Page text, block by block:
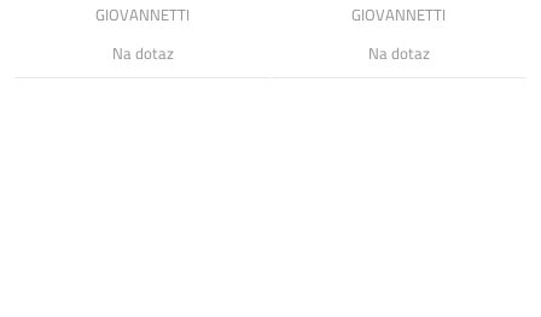
GIOVANNETTI
Na dotaz
GIOVANNETTI
Na dotaz